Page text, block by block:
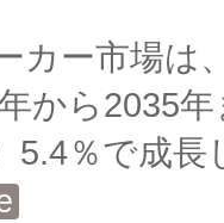
カー市場は
から2035
5.4％で成